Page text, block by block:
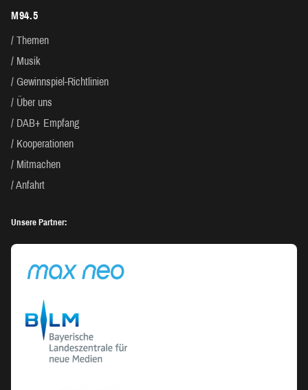
M94.5
Themen
Musik
Gewinnspiel-Richtlinien
Über uns
DAB+ Empfang
Kooperationen
Mitmachen
Anfahrt
Unsere Partner: